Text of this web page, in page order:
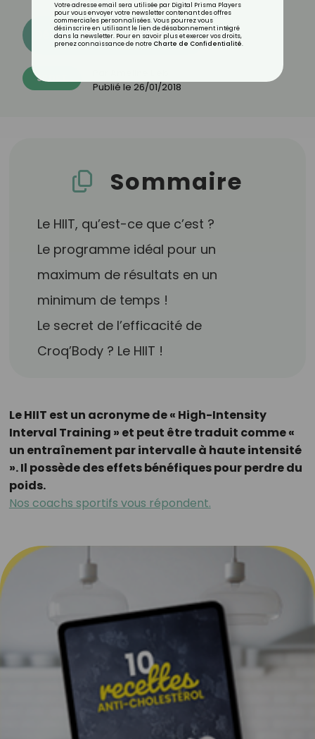
Découvrez les 11 menus CROQ
SPORT
Publié le 26/01/2018
Sommaire
Le HIIT, qu’est-ce que c’est ?
Le programme idéal pour un
maximum de résultats en un
minimum de temps !
Le secret de l’efficacité de
Croq’Body ? Le HIIT !
Le HIIT est un acronyme de « High-Intensity
Interval Training » et peut être traduit comme «
un entraînement par intervalle à haute intensité
». Il possède des effets bénéfiques pour perdre du
poids.
Nos coachs sportifs vous répondent.
Votre adresse email sera utilisée par Digital Prisma Players
pour vous envoyer votre newsletter contenant des offres
commerciales personnalisées. Vous pourrez vous
désinscrire en utilisant le lien de désabonnement intégré
dans la newsletter. Pour en savoir plus et exercer vos droits,
prenez connaissance de notre Charte de Confidentialité.